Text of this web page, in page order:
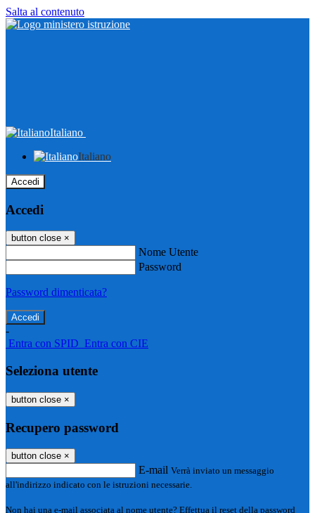
Salta al contenuto
Italiano
Italiano
Accedi
Accedi
button close ×
Nome Utente
Password
Password dimenticata?
-
Entra con SPID Entra con CIE
Seleziona utente
button close ×
Recupero password
button close ×
E-mail Verrà inviato un messaggio
all'indirizzo indicato con le istruzioni necessarie.
Non hai una e-mail associata al nome utente? Effettua il reset della password